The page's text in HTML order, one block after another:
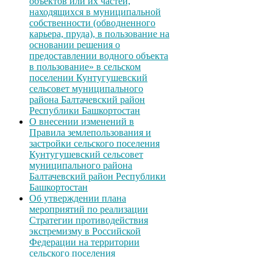
находящихся в муниципальной
собственности (обводненного
карьера, пруда), в пользование на
основании решения о
предоставлении водного объекта
в пользование» в сельском
поселении Кунтугушевский
сельсовет муниципального
района Балтачевский район
Республики Башкортостан
О внесении изменений в
Правила землепользования и
застройки сельского поселения
Кунтугушевский сельсовет
муниципального района
Балтачевский район Республики
Башкортостан
Об утверждении плана
мероприятий по реализации
Стратегии противодействия
экстремизму в Российской
Федерации на территории
сельского поселения